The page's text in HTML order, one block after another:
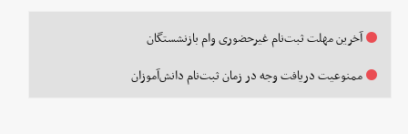
آخرین مهلت ثبت‌نام غیرحضوری وام بازنشستگان
ممنوعیت دریافت وجه در زمان ثبت‌نام دانش‌آموزان